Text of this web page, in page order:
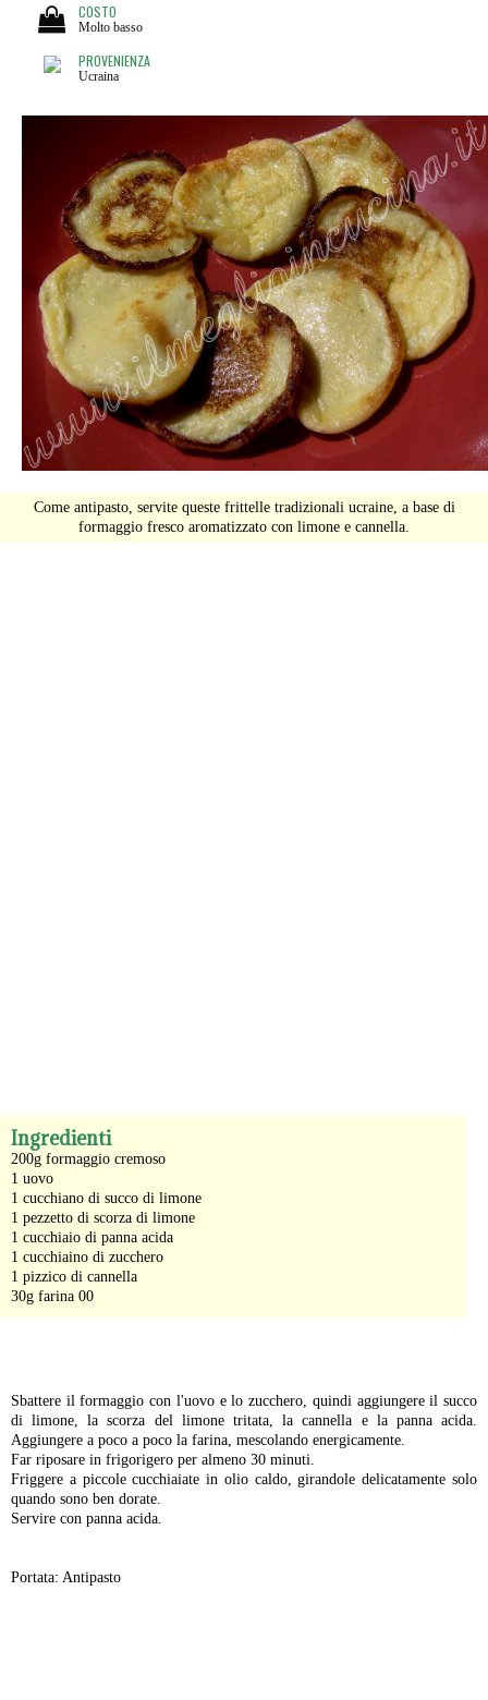
COSTO
Molto basso
PROVENIENZA
Ucraina
Come antipasto, servite queste frittelle tradizionali ucraine, a base di
formaggio fresco aromatizzato con limone e cannella.
Ingredienti
200g formaggio cremoso
1 uovo
1 cucchiano di succo di limone
1 pezzetto di scorza di limone
1 cucchiaio di panna acida
1 cucchiaino di zucchero
1 pizzico di cannella
30g farina 00
Sbattere il formaggio con l'uovo e lo zucchero, quindi aggiungere il succo
di limone, la scorza del limone tritata, la cannella e la panna acida.
Aggiungere a poco a poco la farina, mescolando energicamente.
Far riposare in frigorigero per almeno 30 minuti.
Friggere a piccole cucchiaiate in olio caldo, girandole delicatamente solo
quando sono ben dorate.
Servire con panna acida.
Portata: Antipasto